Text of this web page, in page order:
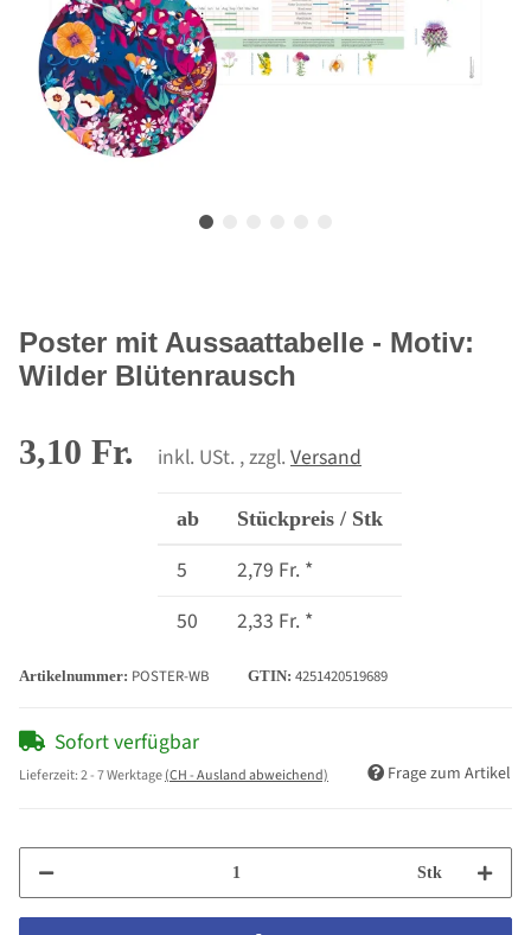
Poster mit Aussaattabelle - Motiv:
Wilder Blütenrausch
3,10 Fr. inkl. USt. , zzgl. Versand
ab Stückpreis / Stk
5 2,79 Fr. *
50
2,33 Fr. *
Artikelnummer: POSTER-WB GTIN: 4251420519689
Sofort verfügbar
Lieferzeit:2 - 7 Werktage(CH - Ausland abweichend) Frage zum Artikel
Stk